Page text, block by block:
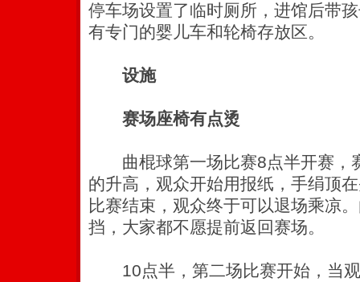
停车场设置了临时厕所，进馆后带
有专门的婴儿车和轮椅存放区。
设施
赛场座椅有点烫
曲棍球第一场比赛8点半开赛，
的升高，观众开始用报纸，手绢顶
比赛结束，观众终于可以退场乘凉
挡，大家都不愿提前返回赛场。
10点半，第二场比赛开始，当观